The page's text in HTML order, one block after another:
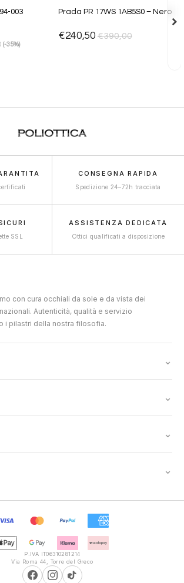
Aggiungi
alla lista
003
(-35%)
Aggiungi
alla lista
Prada PR 17WS 1AB5S0 – Nero
€240,50 €390,00
CONSEGNA RAPIDA
Spedizione 24–72h tracciata
SSL
ASSISTENZA DEDICATA
Ottici qualificati a disposizione
con cura occhiali da sole e da vista dei
Autenticità, qualità e servizio
i pilastri della nostra filosofia.
⌄
⌄
RECESSO
⌄
⌄
P.IVA IT06310281214
Via Roma 44, Torre del Greco